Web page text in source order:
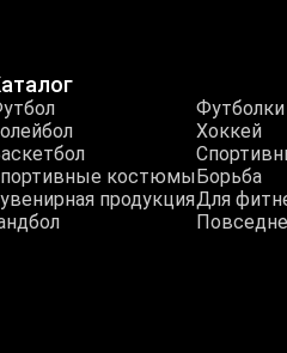
костюмы
продукция
Футболки
Хоккей
Борьба
Для